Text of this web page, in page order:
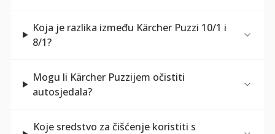
Koja je razlika između Kärcher Puzzi 10/1 i
8/1?
Mogu li Kärcher Puzzijem očistiti
autosjedala?
Koje sredstvo za čišćenje koristiti s